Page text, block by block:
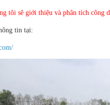
tôi sẽ giới thiệu và phân tích công
tin tại: